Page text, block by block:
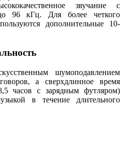
звучание с
96 кГц. Для более четкого
дополнительные 10-
шумоподавлением
а сверхдлинное время
часов с зарядным футляром)
в течение длительного